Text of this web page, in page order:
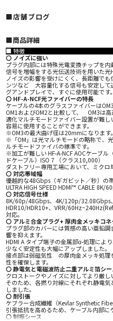
■店舗ブログ
■︎商品詳細
■ 特徴
〇 ノイズに強い
プラグ内部には特殊光電変換チップを
信号を増幅をする光伝送技術を用いた光
ノイズの影響を受けにくく、長距離で
ンツなど 大容量化する信号も安定して
グアンドプレイで、すぐに使用可能です
〇 HF-A-NCF光ファイバーの特長
ケーブルの4本のグラスファイバーは
OM1およびOM2と比較して、 OM3は
適化マルチモードファイバー設置が難
容易に使用することができます。
※OM3の最大曲げ径は20mmになります。
※「OM」は光マルチモードの略称で、
ルチモードファイバの標準です。
※加工が難しい HF-A-NCF AOCケーブル
ドケーブル）ISO 7 （クラス10,000）
ダストフリー専用工場において、ミクロ
〇 対応帯域幅
優越的な48Gbps（ギガビット／秒）の
ULTRA HIGH SPEED HDMI™ CABLE 8K/
〇 対応信号仕様
8K/60p/48Gbps、4K/120p/32.08Gbps
HDR10/HDR10+、VRR/
対応。
〇 アルミ合金プラグ+ 厚肉金メッキコネ
プラグ部のカバーには質感の高い亜鉛
響を抑えます。
HDMI A タイプ端子の金属部α-処理によ
少なく安定性も大幅にアップしました。
接点部は弱磁気性 の厚肉金メッキ処理
性を確保します。
〇 静電気と電磁波防止二重アルミ箔シ
クロストークやノイズに対してより厳し
そのため、各撚り対線にそれぞれ静電
しました。
〇 耐引張
ケブラー合成繊維（Kevlar Synthetic
引張抵抗を高めるため、ケーブル内部に
〇 制振シース